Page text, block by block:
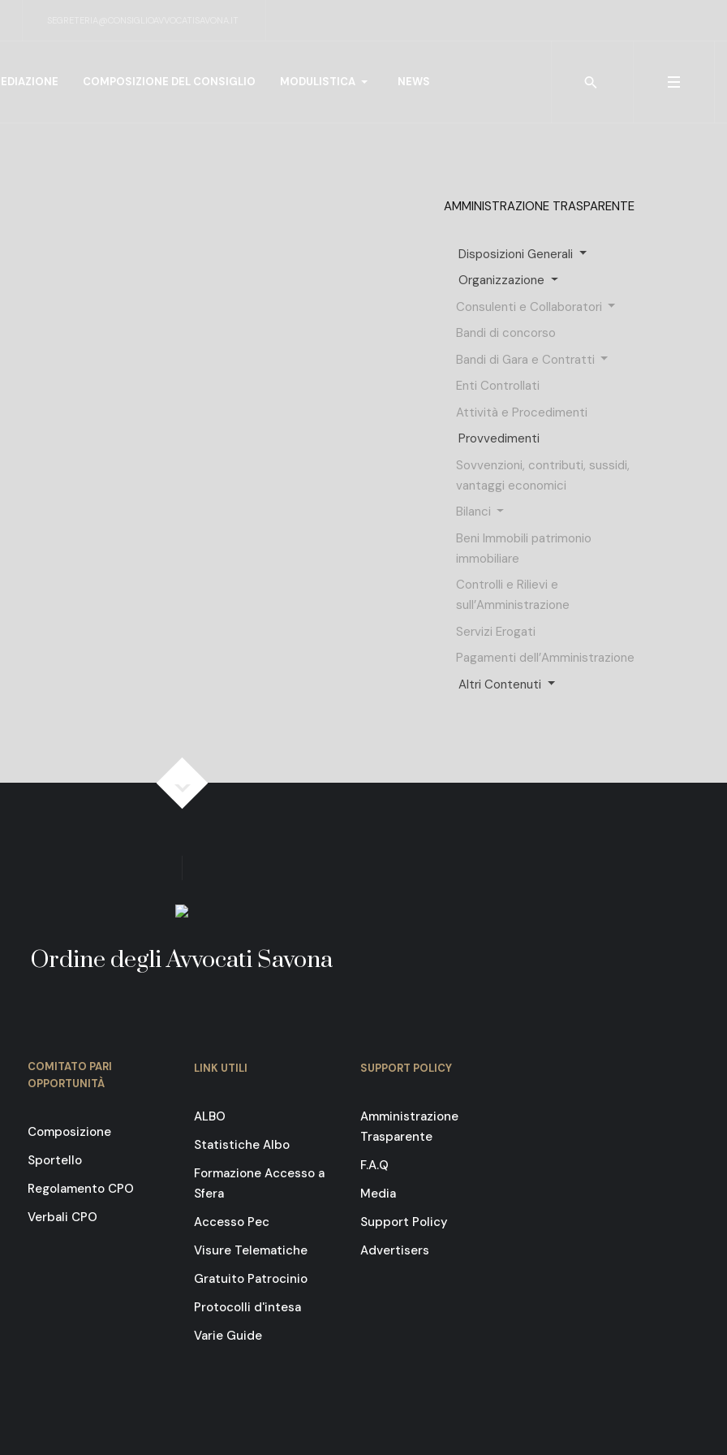
COMPOSIZIONE DEL CONSIGLIO MODULISTICA NEWS
UFFICI
AMMINISTRAZIONE TRASPARENTE
Disposizioni Generali
Organizzazione
Consulenti e Collaboratori
Bandi di concorso
Bandi di Gara e Contratti
Enti Controllati
Attività e Procedimenti
Provvedimenti
Sovvenzioni, contributi, sussidi,
vantaggi economici
Bilanci
Beni Immobili patrimonio
immobiliare
Controlli e Rilievi e
sull’Amministrazione
Servizi Erogati
Pagamenti dell’Amministrazione
Altri Contenuti
Ordine degli Avvocati Savona
COMITATO PARI
OPPORTUNITÀ
Composizione
Sportello
Regolamento CPO
Verbali CPO
LINK UTILI
ALBO
Statistiche Albo
Formazione Accesso a
Sfera
Accesso Pec
Visure Telematiche
Gratuito Patrocinio
Protocolli d'intesa
Varie Guide
SUPPORT POLICY
Amministrazione
Trasparente
F.A.Q
Media
Support Policy
Advertisers